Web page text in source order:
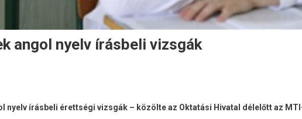
angol nyelv írásbeli vizsgák
nyelv írásbeli érettségi vizsgák – közölte az Oktatási Hivatal délelőtt az